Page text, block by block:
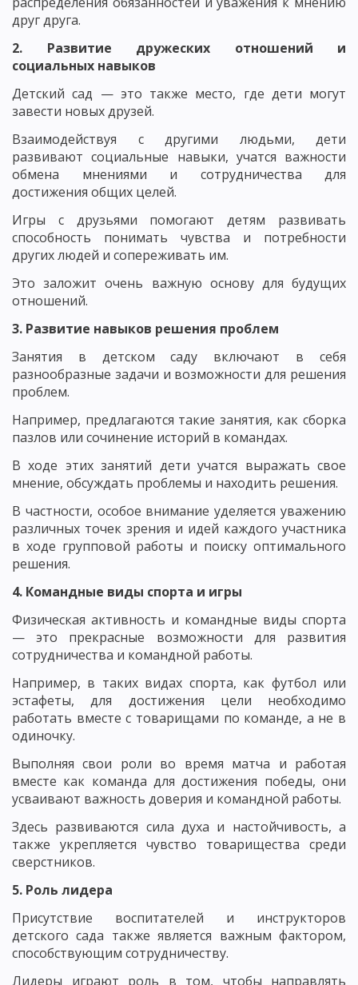
друг друга.
2. Развитие дружеских отношений и
социальных навыков
Детский сад — это также место, где дети могут
завести новых друзей.
Взаимодействуя с другими людьми, дети
развивают социальные навыки, учатся важности
обмена мнениями и сотрудничества для
достижения общих целей.
Игры с друзьями помогают детям развивать
способность понимать чувства и потребности
других людей и сопереживать им.
Это заложит очень важную основу для будущих
отношений.
3. Развитие навыков решения проблем
Занятия в детском саду включают в себя
разнообразные задачи и возможности для решения
проблем.
Например, предлагаются такие занятия, как сборка
пазлов или сочинение историй в командах.
В ходе этих занятий дети учатся выражать свое
мнение, обсуждать проблемы и находить решения.
В частности, особое внимание уделяется уважению
различных точек зрения и идей каждого участника
в ходе групповой работы и поиску оптимального
решения.
4. Командные виды спорта и игры
Физическая активность и командные виды спорта
— это прекрасные возможности для развития
сотрудничества и командной работы.
Например, в таких видах спорта, как футбол или
эстафеты, для достижения цели необходимо
работать вместе с товарищами по команде, а не в
одиночку.
Выполняя свои роли во время матча и работая
вместе как команда для достижения победы, они
усваивают важность доверия и командной работы.
Здесь развиваются сила духа и настойчивость, а
также укрепляется чувство товарищества среди
сверстников.
5. Роль лидера
Присутствие воспитателей и инструкторов
детского сада также является важным фактором,
способствующим сотрудничеству.
Лидеры играют роль в том, чтобы направлять